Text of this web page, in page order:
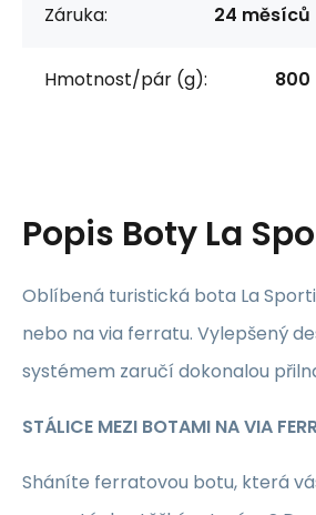
Záruka: 24 měsíců
Hmotnost/pár (g): 800
Popis Boty La
Oblíbená turistická bota La
nebo na via ferratu. Vylepšený
systémem zaručí dokonalou
STÁLICE MEZI BOTAMI NA VIA
Sháníte ferratovou botu, která